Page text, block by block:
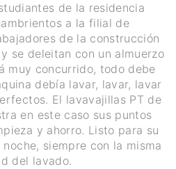
de la residencia
a la filial de
de la construcción
se deleitan con un almuerzo
muy concurrido, todo debe
debía lavar, lavar, lavar
El lavavajillas PT de
en este caso sus puntos
y ahorro. Listo para su
siempre con la misma
del lavado.